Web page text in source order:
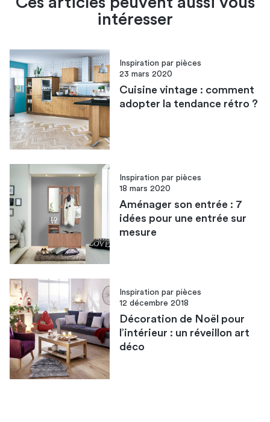
intéresser
Inspiration par pièces
23 mars 2020
Cuisine vintage : comment
adopter la tendance rétro ?
Inspiration par pièces
18 mars 2020
Aménager son entrée : 7
idées pour une entrée sur
mesure
Inspiration par pièces
12 décembre 2018
Décoration de Noël pour
l’intérieur : un réveillon art
déco